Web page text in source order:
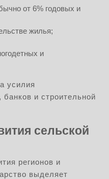
от 6% годовых и
жилья;
и
усилия
банков и строительной
сельской
регионов и
выделяет